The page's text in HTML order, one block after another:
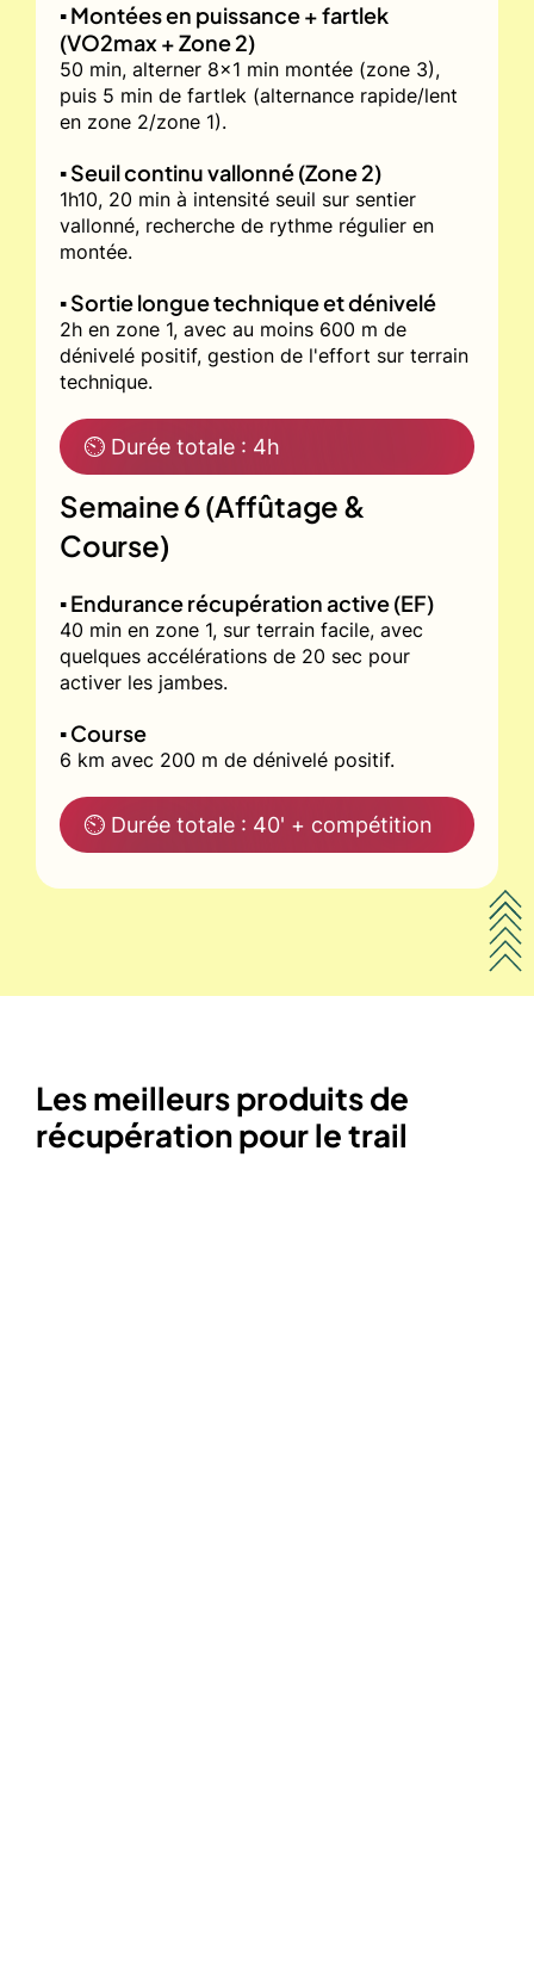
▪️ Montées en puissance + fartlek
(VO2max + Zone 2)
50 min, alterner 8x1 min montée (zone 3),
puis 5 min de fartlek (alternance rapide/lent
en zone 2/zone 1).
▪️ Seuil continu vallonné (Zone 2)
1h10, 20 min à intensité seuil sur sentier
vallonné, recherche de rythme régulier en
montée.
▪️ Sortie longue technique et dénivelé
2h en zone 1, avec au moins 600 m de
dénivelé positif, gestion de l'effort sur terrain
technique.
⏲ Durée totale : 4h
Semaine 6 (Affûtage &
Course)
▪️ Endurance récupération active (EF)
40 min en zone 1, sur terrain facile, avec
quelques accélérations de 20 sec pour
activer les jambes.
▪️ Course
6 km avec 200 m de dénivelé positif.
⏲ Durée totale : 40' + compétition
Les meilleurs produits de
récupération pour le trail